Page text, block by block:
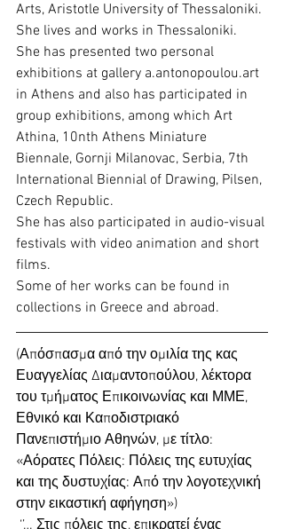
Arts, Aristotle University of Thessaloniki.
She lives and works in Thessaloniki.
She has presented two personal
exhibitions at gallery a.antonopoulou.art
in Athens and also has participated in
group exhibitions, among which Art
Athina, 10nth Athens Miniature
Biennale, Gornji Milanovac, Serbia, 7th
International Biennial of Drawing, Pilsen,
Czech Republic.
She has also participated in audio-visual
festivals with video animation and short
films.
Some of her works can be found in
collections in Greece and abroad.
(Απόσπασμα από την ομιλία της κας
Ευαγγελίας Διαμαντοπούλου, λέκτορα
του τμήματος Επικοινωνίας και ΜΜΕ,
Εθνικό και Καποδιστριακό
Πανεπιστήμιο Αθηνών, με τίτλο:
«Αόρατες Πόλεις: Πόλεις της ευτυχίας
και της δυστυχίας: Από την λογοτεχνική
στην εικαστική αφήγηση»)